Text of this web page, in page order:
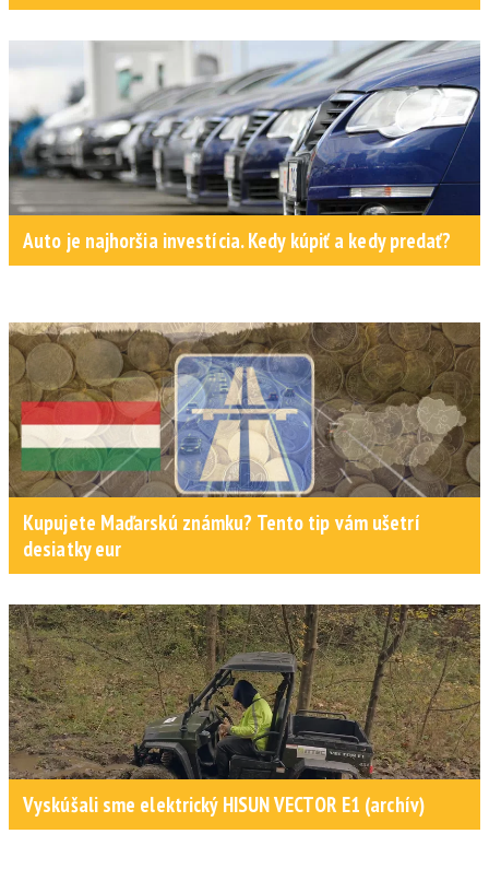
Auto je najhoršia investícia. Kedy kúpiť a kedy predať?
Kupujete Maďarskú známku? Tento tip vám ušetrí
desiatky eur
Vyskúšali sme elektrický HISUN VECTOR E1 (archív)